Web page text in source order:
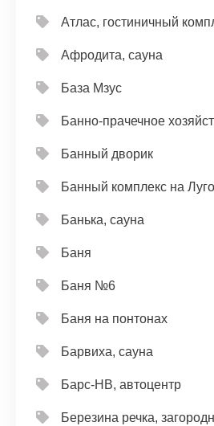
Атлас, гостиничный
Афродита, сауна
База Мзус
Банно-прачечное
Банный дворик
Банный комплекс на
Банька, сауна
Баня
Баня №6
Баня на понтонах
Барвиха, сауна
Барс-НВ, автоцентр
Березина речка,